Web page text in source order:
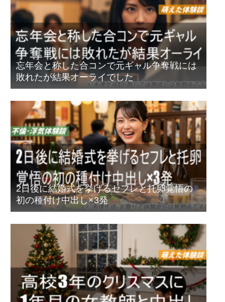
忘年会と称した合コンで元ギャル争奪戦には
敗れたが結果オーライでした
2日後に結婚式を挙げるセフレと托卵覚悟の
初の種付け中出し×3発